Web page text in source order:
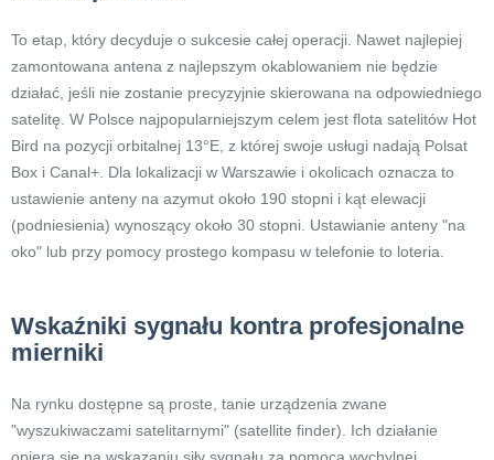
To etap, który decyduje o sukcesie całej operacji. Nawet najlepiej
zamontowana antena z najlepszym okablowaniem nie będzie
działać, jeśli nie zostanie precyzyjnie skierowana na odpowiedniego
satelitę. W Polsce najpopularniejszym celem jest flota satelitów Hot
Bird na pozycji orbitalnej 13°E, z której swoje usługi nadają Polsat
Box i Canal+. Dla lokalizacji w Warszawie i okolicach oznacza to
ustawienie anteny na azymut około 190 stopni i kąt elewacji
(podniesienia) wynoszący około 30 stopni. Ustawianie anteny "na
oko" lub przy pomocy prostego kompasu w telefonie to loteria.
Wskaźniki sygnału kontra profesjonalne
mierniki
Na rynku dostępne są proste, tanie urządzenia zwane
"wyszukiwaczami satelitarnymi" (satellite finder). Ich działanie